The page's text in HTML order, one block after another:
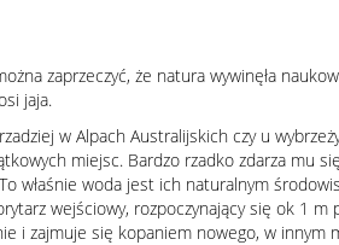
zaprzeczyć, że natura wywinęła
jaja.
w Alpach Australijskich czy u
miejsc. Bardzo rzadko zdarza mu
właśnie woda jest ich naturalnym
wejściowy, rozpoczynający się ok 1
i zajmuje się kopaniem nowego, w